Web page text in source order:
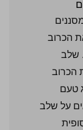
הכרוב
שלב
הכרוב
טעם
על שלב